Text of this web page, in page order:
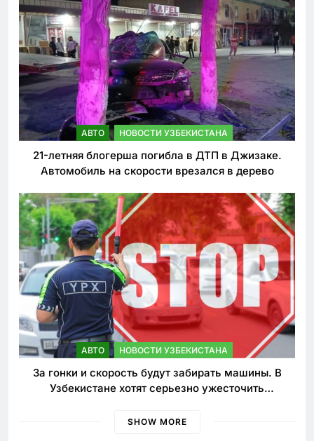
АВТО НОВОСТИ УЗБЕКИСТАНА
21-летняя блогерша погибла в ДТП в Джизаке.
Автомобиль на скорости врезался в дерево
АВТО НОВОСТИ УЗБЕКИСТАНА
За гонки и скорость будут забирать машины. В
Узбекистане хотят серьезно ужесточить
SHOW MORE